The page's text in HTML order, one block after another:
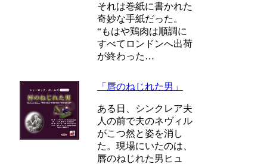
それは巻紙に書かれた
奇妙な手紙だった。
“もはや鶏肉は順調に
すべてロンドンへ出荷
が終わった…
「唇のねじれた男」
ある日、シンクレア夫
人の前で夫のネヴィル
がこつ然と姿を消し
た。現場にいたのは、
唇のねじれた男ヒュ